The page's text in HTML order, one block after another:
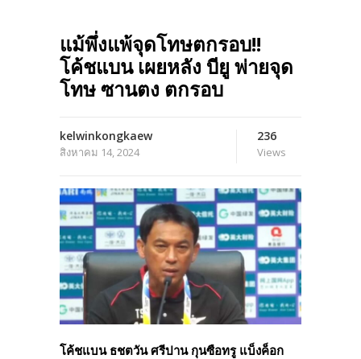
แม้พึ่งแพ้จุดโทษตกรอบ!!
โค้ชแบน เผยหลัง บียู พ่ายจุด
โทษ ซานตง ตกรอบ
kelwinkongkaew
สิงหาคม 14, 2024
236
Views
โค้ชแบน ธชตวัน ศรีปาน กุนซือทรู แบ็งค็อก